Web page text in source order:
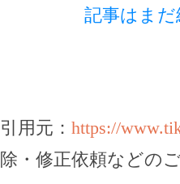
記事はま
引用元： https://
除・修正依頼などの